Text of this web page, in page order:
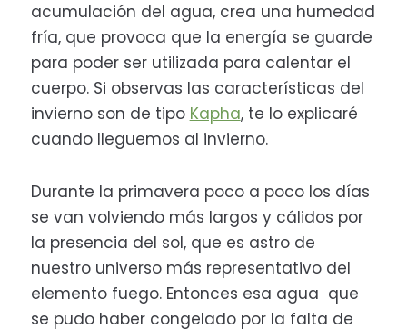
acumulación del agua, crea una humedad
fría, que provoca que la energía se guarde
para poder ser utilizada para calentar el
cuerpo. Si observas las características del
invierno son de tipo Kapha, te lo explicaré
cuando lleguemos al invierno.
Durante la primavera poco a poco los días
se van volviendo más largos y cálidos por
la presencia del sol, que es astro de
nuestro universo más representativo del
elemento fuego. Entonces esa agua que
se pudo haber congelado por la falta de